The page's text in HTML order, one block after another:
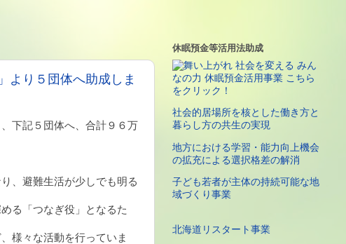
より５団体へ助成しま
下記５団体へ、合計９６万
、避難生活が少しでも明る
る「つなぎ役」となるた
様々な活動を行っていま
休眠預金等活用法助成
社会的居場所を核とした働き方と
暮らし方の共生の実現
地方における学習・能力向上機会
の拡充による選択格差の解消
子ども若者が主体の持続可能な地
域づくり事業
北海道リスタート事業